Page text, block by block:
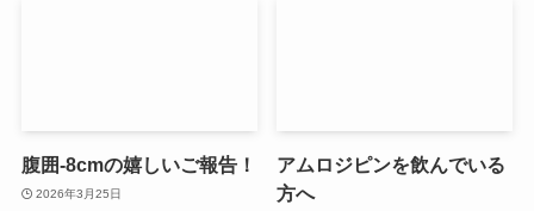
腹囲-8cmの嬉しいご報告！
2026年3月25日
アムロジピンを飲んでいる
方へ